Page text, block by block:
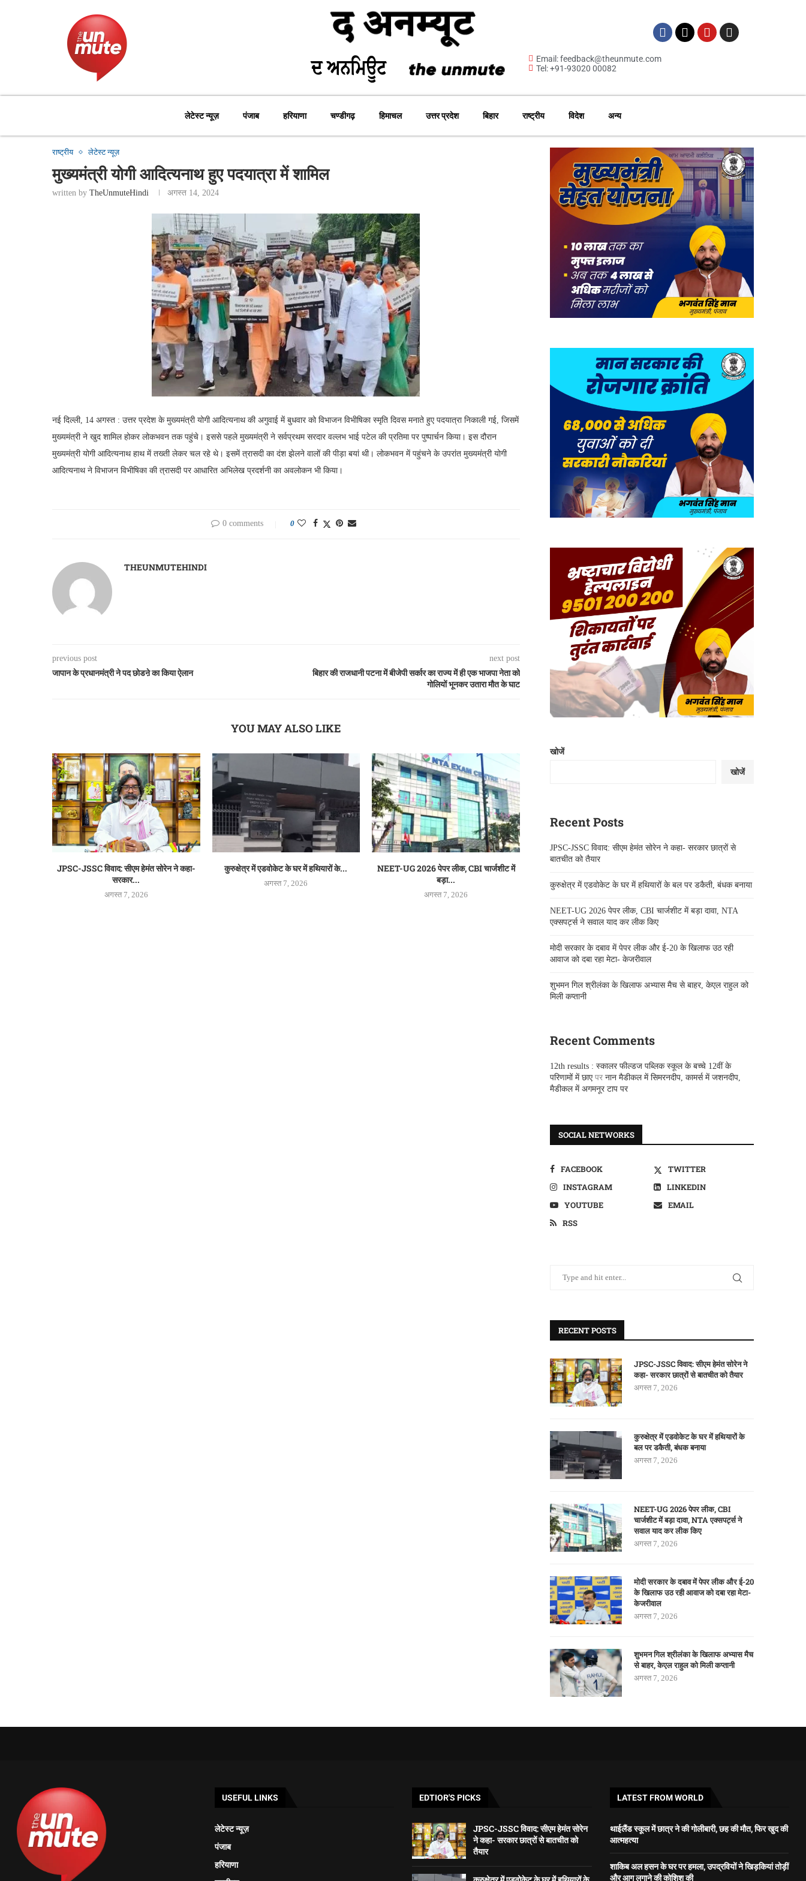
Email: feedback@theunmute.com
Tel: +91-93020 00082
लेटेस्ट न्यूज़ पंजाब हरियाणा चण्डीगढ़ हिमाचल उत्तर प्रदेश बिहार राष्ट्रीय विदेश अन्य
राष्ट्रीय लेटेस्ट न्यूज़
मुख्यमंत्री योगी आदित्यनाथ हुए पदयात्रा में शामिल
written by TheUnmuteHindi अगस्त 14, 2024
नई दिल्ली, 14 अगस्त : उत्तर प्रदेश के मुख्यमंत्री योगी आदित्यनाथ की अगुवाई में बुधवार को विभाजन विभीषिका स्मृति दिवस मनाते हुए पदयात्रा निकाली गई, जिसमें
मुख्यमंत्री ने खुद शामिल होकर लोकभवन तक पहुंचे। इससे पहले मुख्यमंत्री ने सर्वप्रथम सरदार वल्लभ भाई पटेल की प्रतिमा पर पुष्पार्चन किया। इस दौरान
मुख्यमंत्री योगी आदित्यनाथ हाथ में तख्ती लेकर चल रहे थे। इसमें त्रासदी का दंश झेलने वालों की पीड़ा बयां थी। लोकभवन में पहुंचने के उपरांत मुख्यमंत्री योगी
आदित्यनाथ ने विभाजन विभीषिका की त्रासदी पर आधारित अभिलेख प्रदर्शनी का अवलोकन भी किया।
0 comments 0
THEUNMUTEHINDI
previous post
जापान के प्रधानमंत्री ने पद छोडऩे का किया ऐलान
next post
बिहार की राजधानी पटना में बीजेपी सर्कार का राज्य में ही एक भाजपा नेता को
गोलियों भूनकर उतारा मौत के घाट
YOU MAY ALSO LIKE
JPSC-JSSC विवाद: सीएम हेमंत सोरेन ने कहा-
सरकार...
अगस्त 7, 2026
कुरुक्षेत्र में एडवोकेट के घर में हथियारों के...
अगस्त 7, 2026
NEET-UG 2026 पेपर लीक, CBI चार्जशीट में
बड़ा...
अगस्त 7, 2026
खोजें
खोजें
Recent Posts
JPSC-JSSC विवाद: सीएम हेमंत सोरेन ने कहा- सरकार छात्रों से
बातचीत को तैयार
कुरुक्षेत्र में एडवोकेट के घर में हथियारों के बल पर डकैती, बंधक बनाया
NEET-UG 2026 पेपर लीक, CBI चार्जशीट में बड़ा दावा, NTA
एक्सपर्ट्स ने सवाल याद कर लीक किए
मोदी सरकार के दबाव में पेपर लीक और ई-20 के खिलाफ उठ रही
आवाज को दबा रहा मेटा- केजरीवाल
शुभमन गिल श्रीलंका के खिलाफ अभ्यास मैच से बाहर, केएल राहुल को
मिली कप्तानी
Recent Comments
12th results : स्कालर फील्डज पब्लिक स्कूल के बच्चे 12वीं के
परिणामों में छाएपर नान मैडीकल में सिमरनदीप, कामर्स में जशनदीप,
मैडीकल में अगमनूर टाप पर
SOCIAL NETWORKS
FACEBOOK
TWITTER
INSTAGRAM
LINKEDIN
YOUTUBE
EMAIL
RSS
RECENT POSTS
JPSC-JSSC विवाद: सीएम हेमंत सोरेन ने
कहा- सरकार छात्रों से बातचीत को तैयार
अगस्त 7, 2026
कुरुक्षेत्र में एडवोकेट के घर में हथियारों के
बल पर डकैती, बंधक बनाया
अगस्त 7, 2026
NEET-UG 2026 पेपर लीक, CBI
चार्जशीट में बड़ा दावा, NTA एक्सपर्ट्स ने
सवाल याद कर लीक किए
अगस्त 7, 2026
मोदी सरकार के दबाव में पेपर लीक और ई-20
के खिलाफ उठ रही आवाज को दबा रहा मेटा-
केजरीवाल
अगस्त 7, 2026
शुभमन गिल श्रीलंका के खिलाफ अभ्यास मैच
से बाहर, केएल राहुल को मिली कप्तानी
अगस्त 7, 2026
USEFUL LINKS
लेटेस्ट न्यूज़
पंजाब
हरियाणा
EDTIOR'S PICKS
JPSC-JSSC विवाद: सीएम हेमंत सोरेन
ने कहा- सरकार छात्रों से बातचीत को
तैयार
LATEST FROM WORLD
थाईलैंड स्कूल में छात्र ने की गोलीबारी, छह की मौत, फिर खुद की
आत्महत्या
शाकिब अल हसन के घर पर हमला, उपद्रवियों ने खिड़कियां तोड़ीं
और आग लगाने की कोशिश की